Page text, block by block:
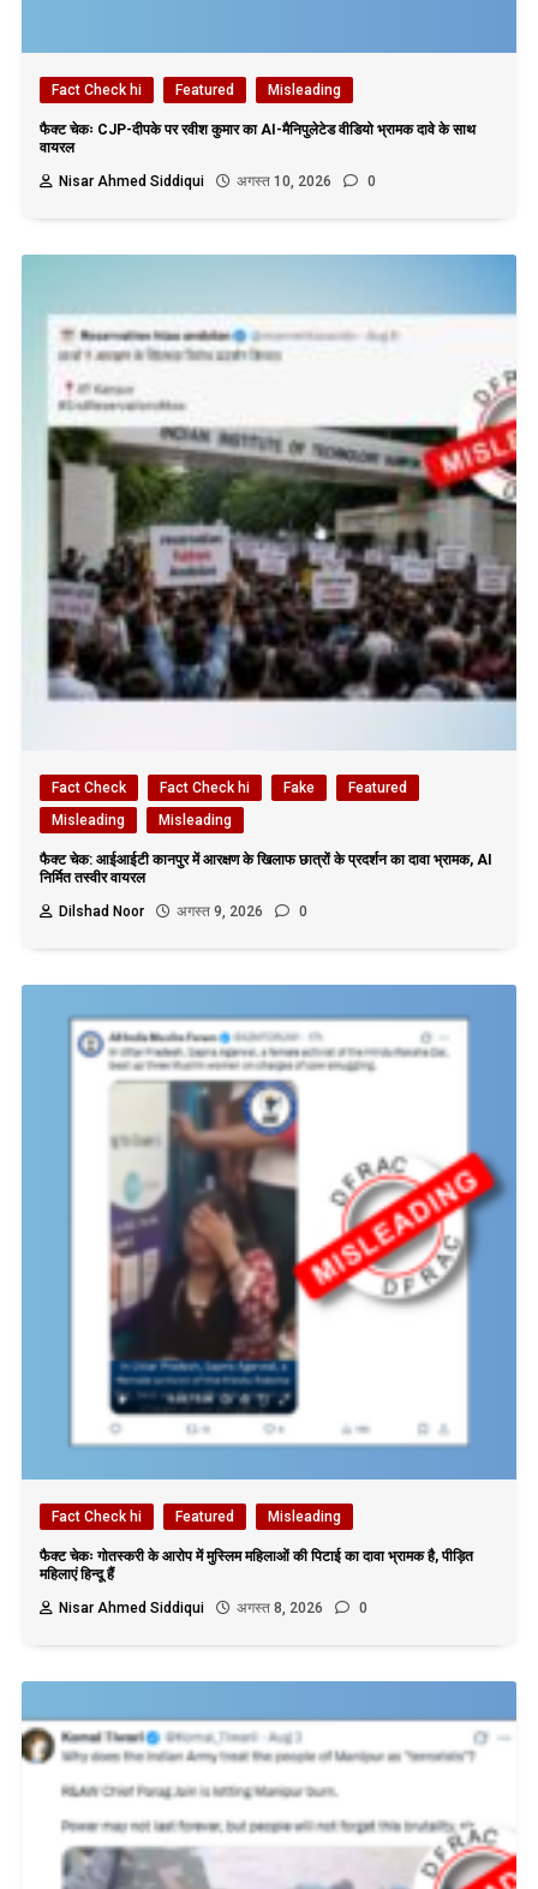
Fact Check hi Featured Misleading
फैक्ट चेकः CJP-दीपके पर रवीश कुमार का AI-मैनिपुलेटेड वीडियो भ्रामक दावे के साथ
वायरल
Nisar Ahmed Siddiqui
अगस्त 10, 2026 0
Fact Check Fact Check hi Fake
Featured
Misleading
Misleading
फैक्ट चेक: आईआईटी कानपुर में आरक्षण के खिलाफ छात्रों के प्रदर्शन का दावा भ्रामक, AI
निर्मित तस्वीर वायरल
Dilshad Noor
अगस्त 9, 2026 0
Fact Check hi Featured Misleading
फैक्ट चेकः गोतस्करी के आरोप में मुस्लिम महिलाओं की पिटाई का दावा भ्रामक है, पीड़ित
महिलाएं हिन्दू हैं
Nisar Ahmed Siddiqui
अगस्त 8, 2026 0